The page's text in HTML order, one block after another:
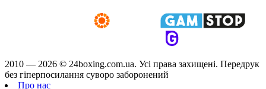
2010 — 2026 © 24boxing.com.ua. Усi права захищенi. Передрук
без гіперпосилання суворо заборонений
Про нас